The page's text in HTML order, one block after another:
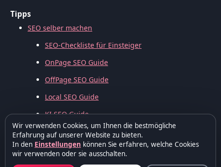
Tipps
SEO selber machen
SEO-Checkliste für Einsteiger
OnPage SEO Guide
OffPage SEO Guide
Local SEO Guide
KI SEO Guide
Wir verwenden Cookies, um Ihnen die bestmögliche
Erfahrung auf unserer Website zu bieten.
In den Einstellungen können Sie erfahren, welche Cookies
wir verwenden oder sie ausschalten.